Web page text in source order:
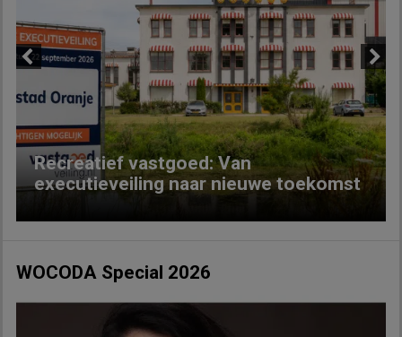
Recreatief vastgoed: Van
executieveiling naar nieuwe toekomst
Next
WOCODA Special 2026